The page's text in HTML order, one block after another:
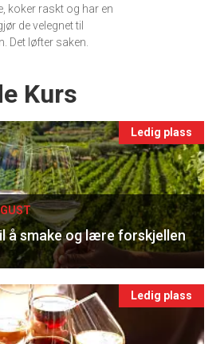
nyhetsbrev fra
Apéritif
ukentlige nyhetsbrev. Du
hvilke du ønsker å få
Registrer deg
koker raskt og har en
de velegnet til
Det løfter saken.
Kurs
Ledig plass
å smake og lære forskjellen
Ledig plass